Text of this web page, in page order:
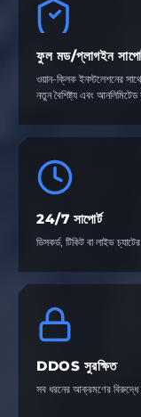
ফুল মড/প্লাগইন
ওয়ান-ক্লিক ইনস্টলেশনের
নতুন বৈশিষ্ট্য এবং
24/7 সাপোর্ট
ডিসকর্ড, টিকিট বা লাইভ
DDOS সুরক্ষিত
সব ধরনের আক্রমণের বিরুদ্ধে